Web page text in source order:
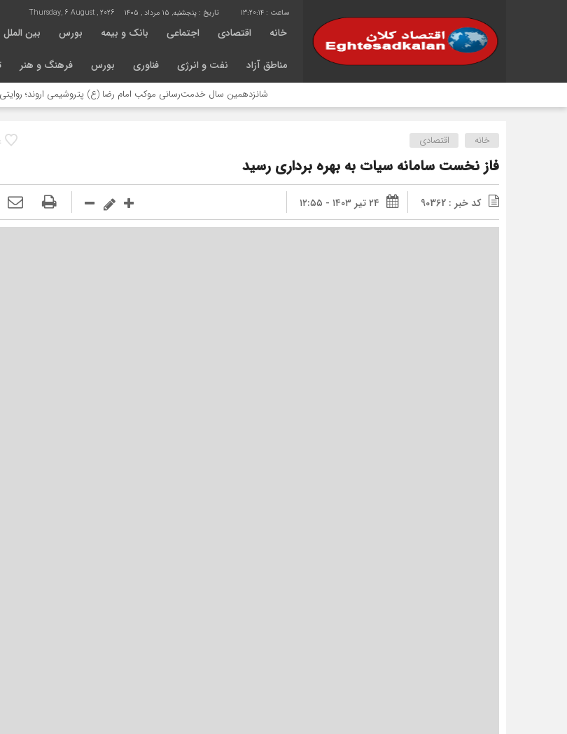
13:20:15 تاریخ : پنجشنبه, ۱۵ مرداد , ۱۴۰۵ Thursday, 6 August , 2026
خانه اقتصادی اجتماعی بانک و بیمه بورس بین الملل
مناطق آزاد نفت و انرژی فناوری بورس فرهنگ و هنر
شانزدهمین سال خدمت‌رسانی موکب امام رضا (ع) پتروشیمی اروند؛ روایتی از
خانه اقتصادی
فاز نخست سامانه سیات به بهره برداری رسید
کد خبر : 90362 ۲۴ تیر ۱۴۰۳ - ۱۲:۵۵